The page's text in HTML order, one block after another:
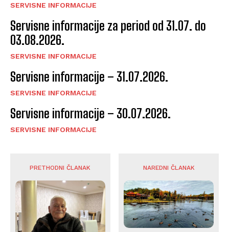
SERVISNE INFORMACIJE
Servisne informacije za period od 31.07. do
03.08.2026.
SERVISNE INFORMACIJE
Servisne informacije – 31.07.2026.
SERVISNE INFORMACIJE
Servisne informacije – 30.07.2026.
SERVISNE INFORMACIJE
PRETHODNI ČLANAK NAREDNI ČLANAK